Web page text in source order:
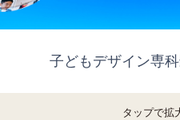
子どもデザイン専
タップで拡